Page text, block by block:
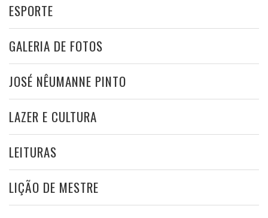
ESPORTE
GALERIA DE FOTOS
JOSÉ NÊUMANNE PINTO
LAZER E CULTURA
LEITURAS
LIÇÃO DE MESTRE